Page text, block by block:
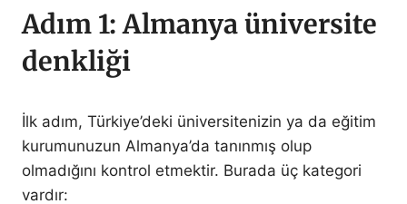
Adım 1: Almanya üniversite
denkliği
İlk adım, Türkiye’deki üniversitenizin ya da eğitim
kurumunuzun Almanya’da tanınmış olup
olmadığını kontrol etmektir. Burada üç kategori
vardır: